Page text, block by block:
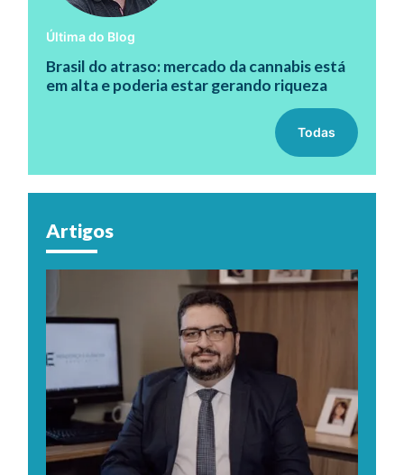
Última do Blog
Brasil do atraso: mercado da cannabis está
em alta e poderia estar gerando riqueza
Todas
Artigos